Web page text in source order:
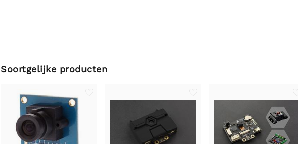
Soortgelijke producten